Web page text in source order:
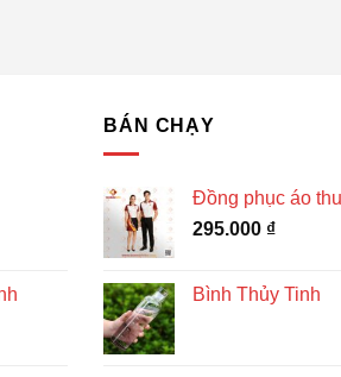
BÁN CHẠY
Đồng phục áo
295.000 ₫
Bình Thủy Tinh